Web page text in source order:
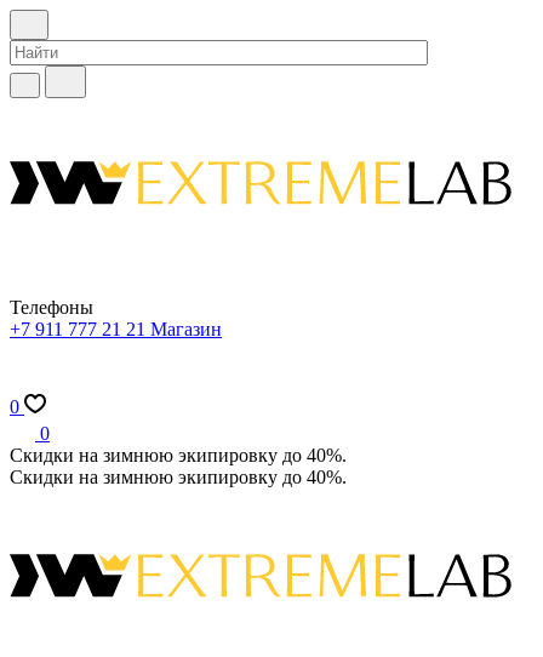
Телефоны
+7 911 777 21 21 Магазин
0
0
Скидки на зимнюю экипировку до 40%.
Скидки на зимнюю экипировку до 40%.